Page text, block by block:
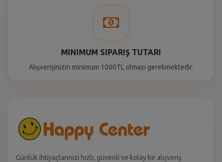
MINIMUM SIPARIŞ TUTARI
Alışverişinizin minimum 1000TL olması gerekmektedir.
Günlük ihtiyaçlarınızı hızlı, güvenli ve kolay bir alışveriş